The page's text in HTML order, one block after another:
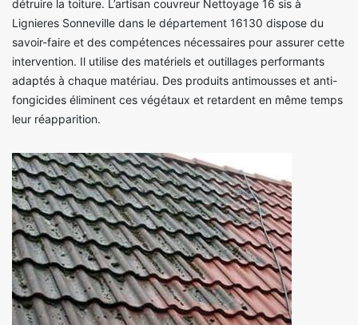
détruire la toiture. L’artisan couvreur Nettoyage 16 sis à
Lignieres Sonneville dans le département 16130 dispose du
savoir-faire et des compétences nécessaires pour assurer cette
intervention. Il utilise des matériels et outillages performants
adaptés à chaque matériau. Des produits antimousses et anti-
fongicides éliminent ces végétaux et retardent en même temps
leur réapparition.